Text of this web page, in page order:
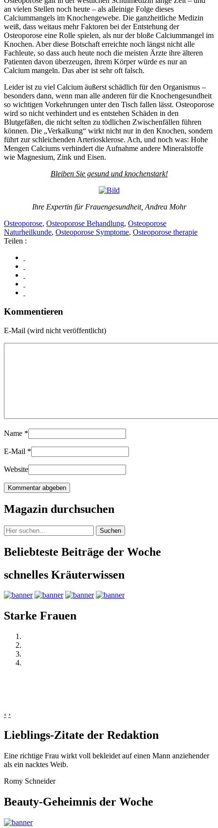
an vielen Stellen noch heute – als alleinige Folge dieses
Calciummangels im Knochengewebe. Die ganzheitliche Medizin
weiß, dass weitaus mehr Faktoren bei der Entstehung der
Osteoporose eine Rolle spielen, als nur der bloße Calciummangel im
Knochen. Aber diese Botschaft erreichte noch längst nicht alle
Fachleute, so dass auch heute noch die meisten Ärzte ihre älteren
Patienten davon überzeugen, ihrem Körper würde es nur an
Calcium mangeln. Das aber ist sehr oft falsch.
Leider ist zu viel Calcium äußerst schädlich für den Organismus –
besonders dann, wenn man alle anderen für die Knochengesundheit
so wichtigen Vorkehrungen unter den Tisch fallen lässt. Osteoporose
wird so nicht verhindert und es entstehen Schäden in den
Blutgefäßen, die nicht selten zu tödlichen Zwischenfällen führen
können. Die „Verkalkung“ wirkt nicht nur in den Knochen, sondern
führt zur schleichenden Arteriosklerose. Ach, und noch was: Hohe
Mengen Calciums verhindert die Aufnahme andere Mineralstoffe
wie Magnesium, Zink und Eisen.
Bleiben Sie gesund und knochenstark!
Ihre Expertin für Frauengesundheit, Andrea Mohr
Osteoporose, Osteoporose Behandlung, Osteoporose
Naturheilkunde, Osteoporose Symptome, Osteoporose therapie
Teilen :
Kommentieren
E-Mail (wird nicht veröffentlicht)
Name *
E-Mail *
Website
Magazin durchsuchen
Suchen
Beliebteste Beiträge der Woche
schnelles Kräuterwissen
Starke Frauen
‹ ›
Lieblings-Zitate der Redaktion
Eine richtige Frau wirkt voll bekleidet auf einen Mann anziehender
als ein nacktes Weib.
Romy Schneider
Beauty-Geheimnis der Woche